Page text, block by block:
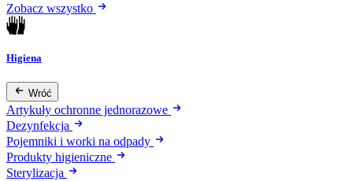
Zobacz wszystko
Higiena
Wróć
Artykuły ochronne jednorazowe
Dezynfekcja
Pojemniki i worki na odpady
Produkty higieniczne
Sterylizacja